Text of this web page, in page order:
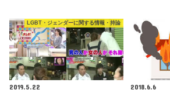
LGBT・ジェンダーに関する情報・持論
2019.5.22
2018.6.6